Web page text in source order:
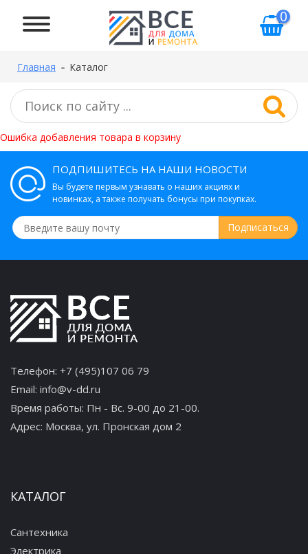
0
Главная Каталог
Ошибка добавления товара в корзину
ПОДПИШИТЕСЬ НА НАШИ НОВОСТИ
Вы будете первым узнавать о наших акциях и
новинках, а также получать бонусы при покупках.
Телефон: +7 (495)107 06 79
Email: info@v-dd.ru
Время работы: Пн - Вс. 9-00 до 21-00.
Адрес: Москва, ул. Пронская дом 2
КАТАЛОГ
Сантехника
Электрика